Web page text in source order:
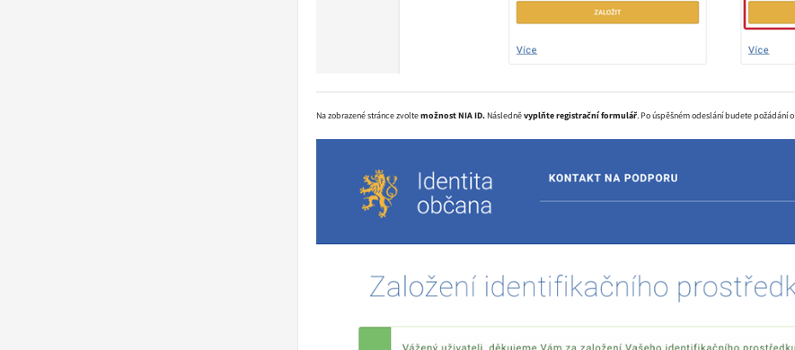
Na zobrazené stránce zvoltemožnost NIA ID. Následněvyplňte registrační formulář. Po úspěšném odeslání budete požádání o